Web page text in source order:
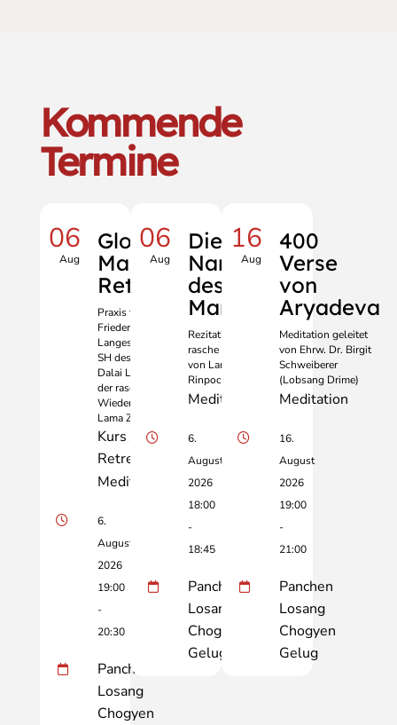
Kommende
Termine
06
Aug
Global
Mani
Retreat
Praxis für den
Frieden, ein
Langes Leben
SH des 14.
Dalai Lama und
der raschen
Wiederkehr
Lama Zopas
Kurs /
Retreat
Meditation
6.
August
2026
19:00
-
20:30
Panchen
Losang
Chogyen
06
Aug
Die
Namen
des Edlen
Manjushri
Rezitation für die
rasche Wiederkehr
von Lama Zopa
Rinpoche
Meditation
6.
August
2026
18:00
-
18:45
Panchen
Losang
Chogyen
Gelug
16
Aug
400
Verse
von
Aryadeva
Meditation geleitet
von Ehrw. Dr. Birgit
Schweiberer
(Lobsang Drime)
Meditation
16.
August
2026
19:00
-
21:00
Panchen
Losang
Chogyen
Gelug